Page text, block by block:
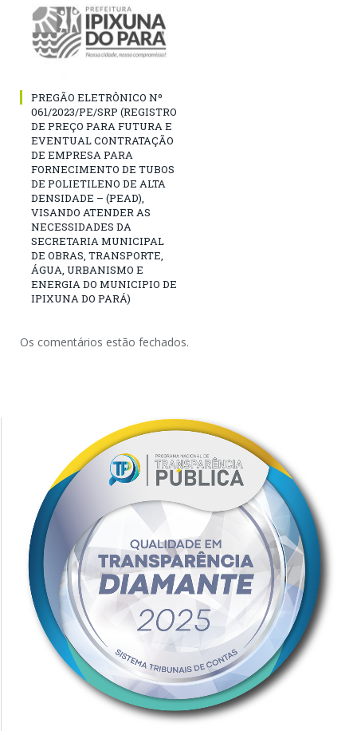
PREGÃO ELETRÔNICO Nº
061/2023/PE/SRP (REGISTRO
DE PREÇO PARA FUTURA E
EVENTUAL CONTRATAÇÃO
DE EMPRESA PARA
FORNECIMENTO DE TUBOS
DE POLIETILENO DE ALTA
DENSIDADE – (PEAD),
VISANDO ATENDER AS
NECESSIDADES DA
SECRETARIA MUNICIPAL
DE OBRAS, TRANSPORTE,
ÁGUA, URBANISMO E
ENERGIA DO MUNICIPIO DE
IPIXUNA DO PARÁ)
Os comentários estão fechados.